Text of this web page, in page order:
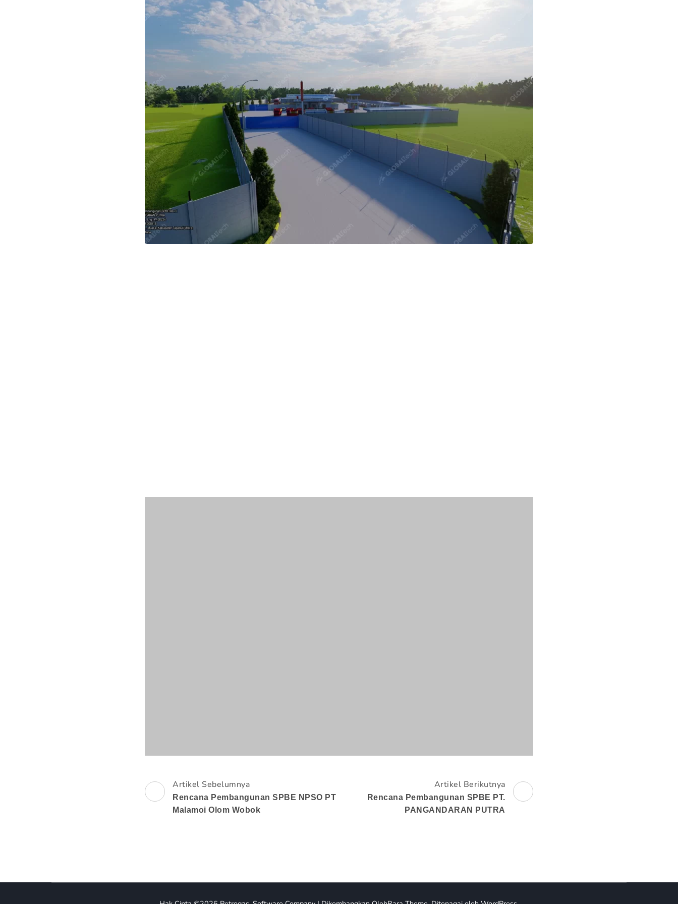
Navigasi
Artikel
Artikel Sebelumnya
Rencana Pembangunan SPBE NPSO PT
Malamoi Olom Wobok
Artikel Berikutnya
Rencana Pembangunan SPBE PT.
PANGANDARAN PUTRA